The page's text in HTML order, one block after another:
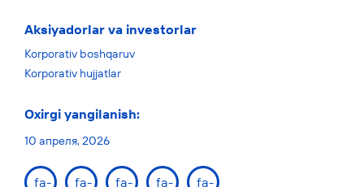
Aksiyadorlar va investorlar
Korporativ boshqaruv
Korporativ hujjatlar
Oxirgi yangilanish:
10 апреля, 2026
fa-
fa-
fa-
fa-
fa-